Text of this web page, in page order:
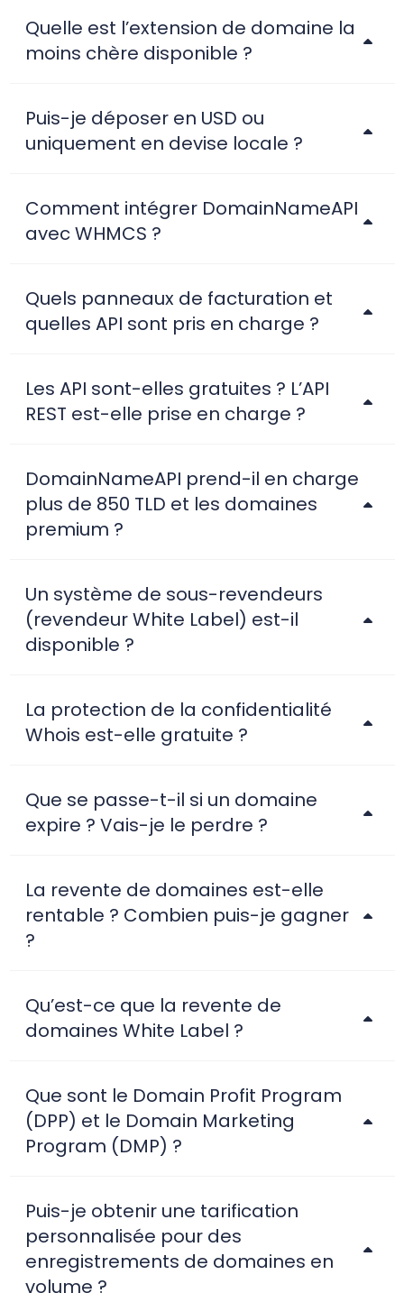
Quelle est l’extension de domaine la
moins chère disponible ?
Puis-je déposer en USD ou
uniquement en devise locale ?
Comment intégrer DomainNameAPI
avec WHMCS ?
Quels panneaux de facturation et
quelles API sont pris en charge ?
Les API sont-elles gratuites ? L’API
REST est-elle prise en charge ?
DomainNameAPI prend-il en charge
plus de 850 TLD et les domaines
premium ?
Un système de sous-revendeurs
(revendeur White Label) est-il
disponible ?
La protection de la confidentialité
Whois est-elle gratuite ?
Que se passe-t-il si un domaine
expire ? Vais-je le perdre ?
La revente de domaines est-elle
rentable ? Combien puis-je gagner
?
Qu’est-ce que la revente de
domaines White Label ?
Que sont le Domain Profit Program
(DPP) et le Domain Marketing
Program (DMP) ?
Puis-je obtenir une tarification
personnalisée pour des
enregistrements de domaines en
volume ?